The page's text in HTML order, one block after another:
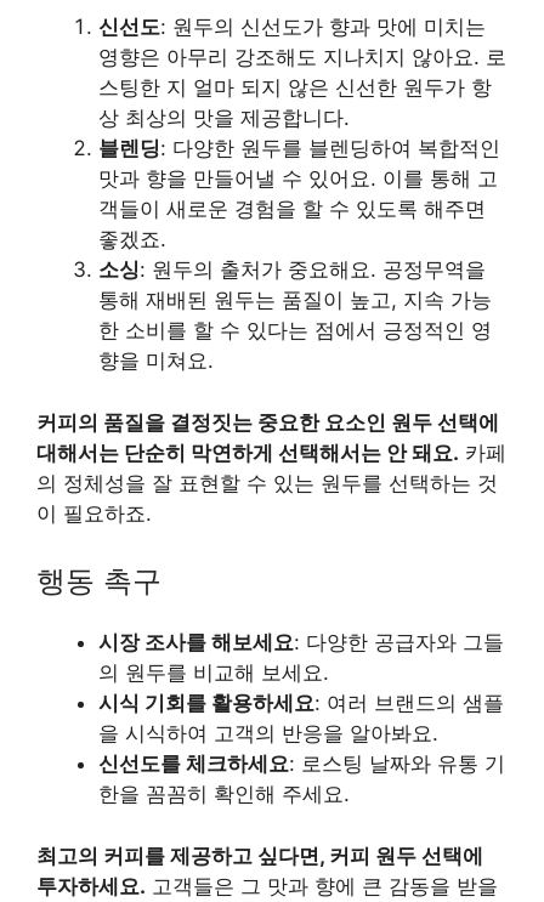
신선도: 원두의 신선도가 향과 맛에 미치는
영향은 아무리 강조해도 지나치지 않아요. 로
스팅한 지 얼마 되지 않은 신선한 원두가 항
상 최상의 맛을 제공합니다.
블렌딩: 다양한 원두를 블렌딩하여 복합적인
맛과 향을 만들어낼 수 있어요. 이를 통해 고
객들이 새로운 경험을 할 수 있도록 해주면
좋겠죠.
소싱: 원두의 출처가 중요해요. 공정무역을
통해 재배된 원두는 품질이 높고, 지속 가능
한 소비를 할 수 있다는 점에서 긍정적인 영
향을 미쳐요.
커피의 품질을 결정짓는 중요한 요소인 원두 선택에
대해서는 단순히 막연하게 선택해서는 안 돼요. 카페
의 정체성을 잘 표현할 수 있는 원두를 선택하는 것
이 필요하죠.
행동 촉구
시장 조사를 해보세요: 다양한 공급자와 그들
의 원두를 비교해 보세요.
시식 기회를 활용하세요: 여러 브랜드의 샘플
을 시식하여 고객의 반응을 알아봐요.
신선도를 체크하세요: 로스팅 날짜와 유통 기
한을 꼼꼼히 확인해 주세요.
최고의 커피를 제공하고 싶다면, 커피 원두 선택에
투자하세요. 고객들은 그 맛과 향에 큰 감동을 받을